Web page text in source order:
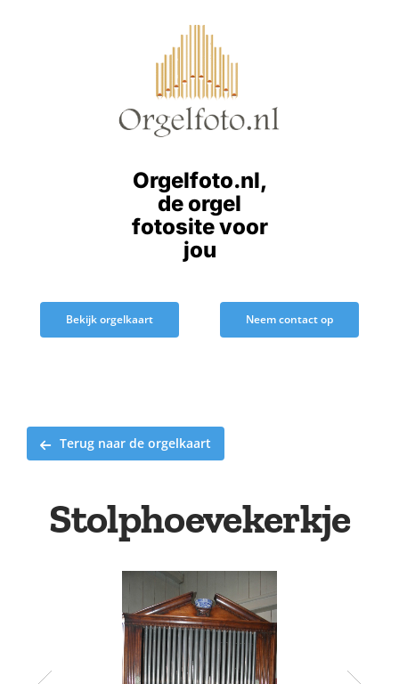
Orgelfoto.nl,
de orgel
fotosite voor
jou
Bekijk orgelkaart Neem contact op
Terug naar de orgelkaart
Stolphoevekerkje